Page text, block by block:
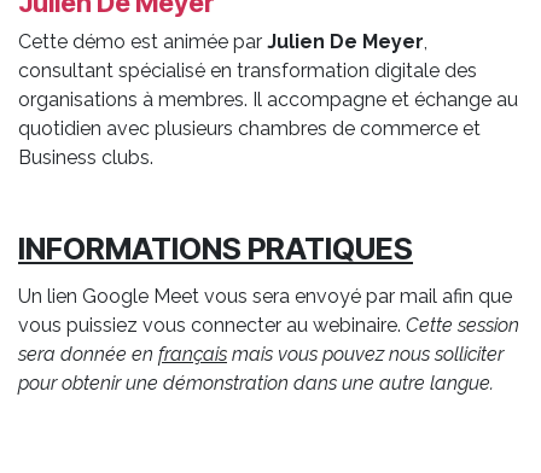
Cette démo est animée par Julien De Meyer,
consultant spécialisé en transformation digitale des
organisations à membres. Il accompagne et échange au
quotidien avec plusieurs chambres de commerce et
Business clubs.
INFORMATIONS PRATIQUES
Un lien Google Meet vous sera envoyé par mail afin que
vous puissiez vous connecter au webinaire. Cette session
sera donnée en français mais vous pouvez nous solliciter
pour obtenir une démonstration dans une autre langue.